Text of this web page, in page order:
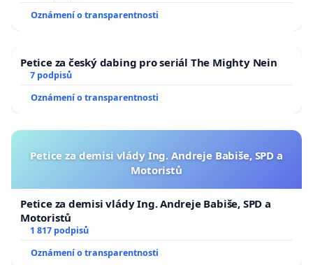
Oznámení o transparentnosti
Petice za český dabing pro seriál The Mighty Nein
7 podpisů
Oznámení o transparentnosti
Petice za demisi vlády Ing. Andreje Babiše, SPD a
Motoristů
Petice za demisi vlády Ing. Andreje Babiše, SPD a
Motoristů
1 817 podpisů
Oznámení o transparentnosti